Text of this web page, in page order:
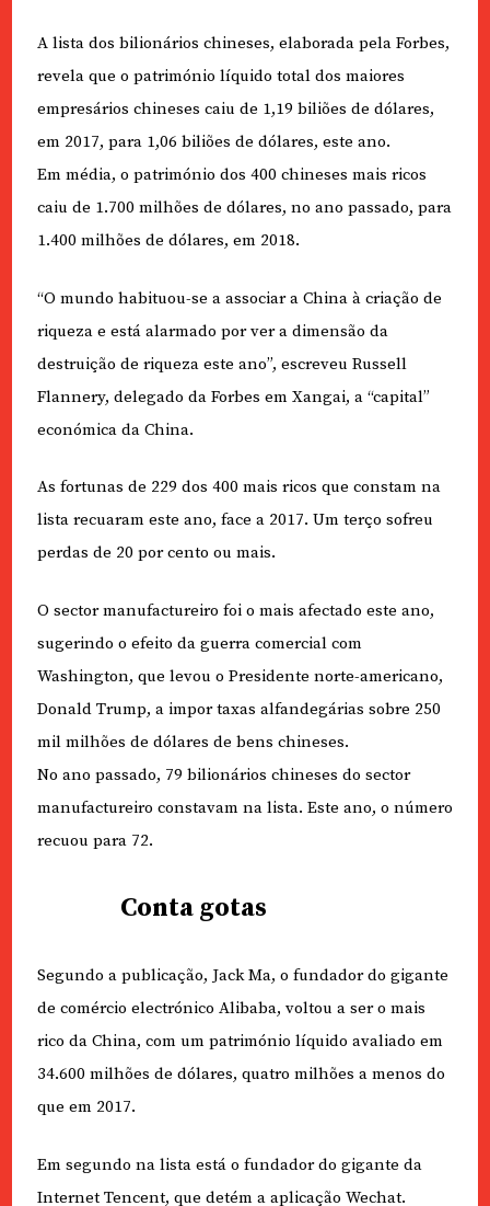
A lista dos bilionários chineses, elaborada pela Forbes,
revela que o património líquido total dos maiores
empresários chineses caiu de 1,19 biliões de dólares,
em 2017, para 1,06 biliões de dólares, este ano.
Em média, o património dos 400 chineses mais ricos
caiu de 1.700 milhões de dólares, no ano passado, para
1.400 milhões de dólares, em 2018.
“O mundo habituou-se a associar a China à criação de
riqueza e está alarmado por ver a dimensão da
destruição de riqueza este ano”, escreveu Russell
Flannery, delegado da Forbes em Xangai, a “capital”
económica da China.
As fortunas de 229 dos 400 mais ricos que constam na
lista recuaram este ano, face a 2017. Um terço sofreu
perdas de 20 por cento ou mais.
O sector manufactureiro foi o mais afectado este ano,
sugerindo o efeito da guerra comercial com
Washington, que levou o Presidente norte-americano,
Donald Trump, a impor taxas alfandegárias sobre 250
mil milhões de dólares de bens chineses.
No ano passado, 79 bilionários chineses do sector
manufactureiro constavam na lista. Este ano, o número
recuou para 72.
Conta gotas
Segundo a publicação, Jack Ma, o fundador do gigante
de comércio electrónico Alibaba, voltou a ser o mais
rico da China, com um património líquido avaliado em
34.600 milhões de dólares, quatro milhões a menos do
que em 2017.
Em segundo na lista está o fundador do gigante da
Internet Tencent, que detém a aplicação Wechat.